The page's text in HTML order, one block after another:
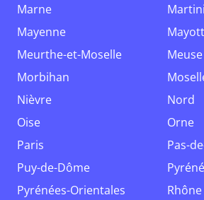
Marne
Mayenne
Meurthe-et-Moselle
Meuse
Morbihan
Nièvre
Nord
Oise
Orne
Paris
Pas-
Puy-de-Dôme
Pyrénées-Orientales
Rhône